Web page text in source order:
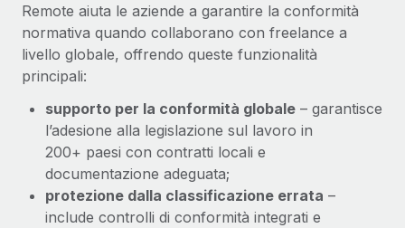
Remote aiuta le aziende a garantire la conformità
normativa quando collaborano con freelance a
livello globale, offrendo queste funzionalità
principali:
supporto per la conformità globale – garantisce
l’adesione alla legislazione sul lavoro in
200+ paesi con contratti locali e
documentazione adeguata;
protezione dalla classificazione errata –
include controlli di conformità integrati e